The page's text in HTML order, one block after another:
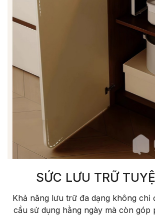
SỨC LƯU TRỮ
Khả năng lưu trữ đa dạng không chỉ
cầu sử dụng hằng ngày mà còn góp